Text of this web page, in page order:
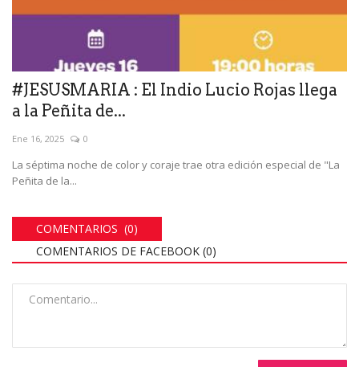
#JESUSMARIA : El Indio Lucio Rojas llega
a la Peñita de...
Ene 16, 2025 0
La séptima noche de color y coraje trae otra edición especial de "La
Peñita de la...
COMENTARIOS (0)
COMENTARIOS DE FACEBOOK (0)